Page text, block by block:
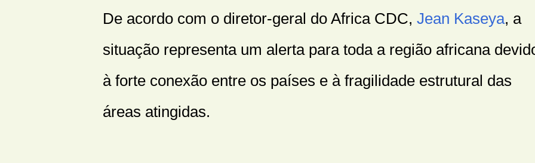
De acordo com o diretor-geral do Africa CDC, Jean Kaseya, a
situação representa um alerta para toda a região africana
à forte conexão entre os países e à fragilidade estrutural das
áreas atingidas.